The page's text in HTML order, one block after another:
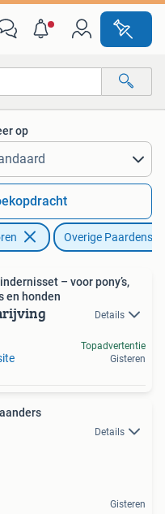
op
Overige
– voor pony’s,
en honden
Details
Topadvertentie
Gisteren
Details
Gisteren